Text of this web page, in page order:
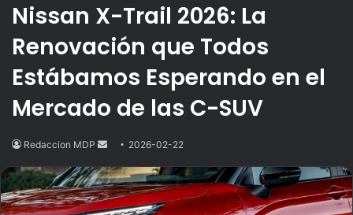
Nissan X-Trail 2026: La
Renovación que Todos
Estábamos Esperando en el
Mercado de las C-SUV
Redaccion MDP
Send
email
2026-02-22